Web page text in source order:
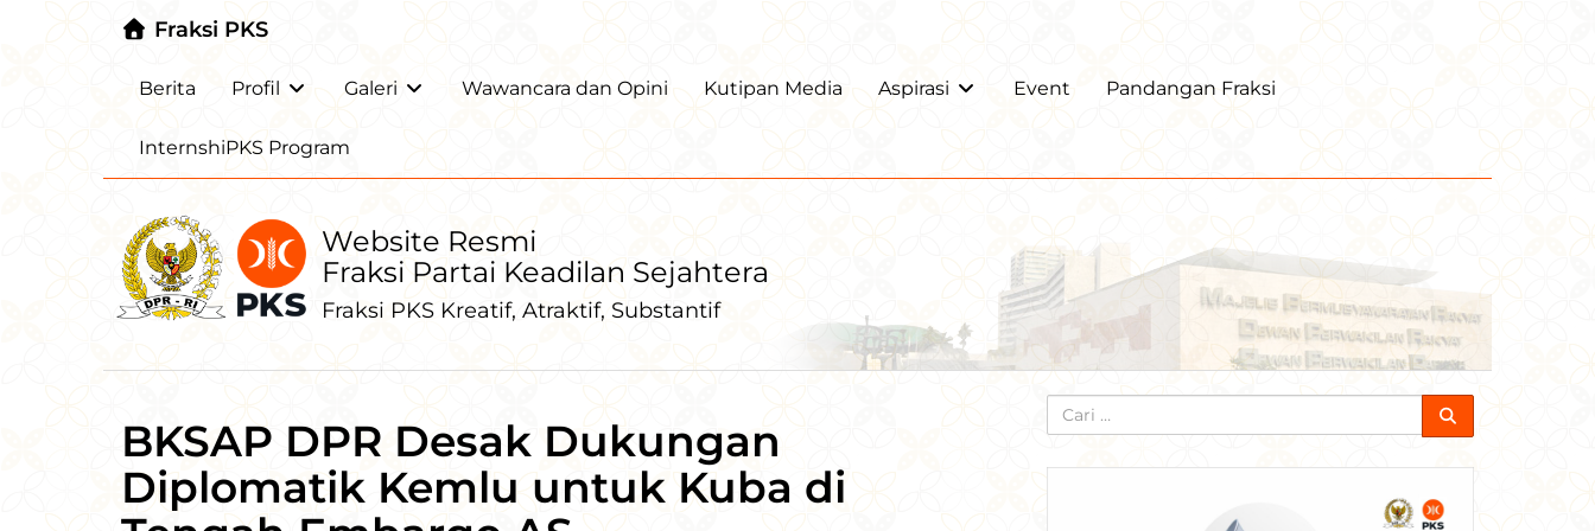
Fraksi PKS
Berita Profil Galeri Wawancara dan Opini Kutipan Media Aspirasi Event Pandangan Fraksi
InternshiPKS Program
Website Resmi
Fraksi Partai Keadilan Sejahtera
Fraksi PKS Kreatif, Atraktif, Substantif
BKSAP DPR Desak Dukungan
Diplomatik Kemlu untuk Kuba di